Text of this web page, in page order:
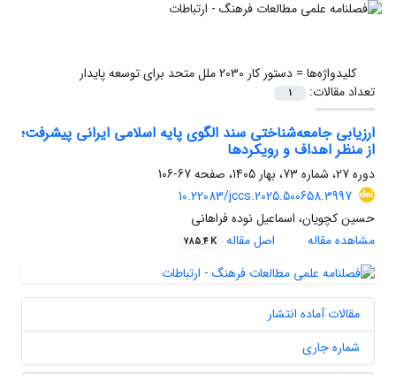
کلیدواژه‌ها =دستور کار 2030 ملل متحد برای توسعه پایدار
تعداد مقالات:
1
ارزیابی جامعه‌شناختی سند الگوی پایه اسلامی‏ ایرانی پیشرفت؛
از منظر اهداف و رویکردها
دوره 27، شماره 73، بهار 1405، صفحه
67-106
10.22083/jccs.2025.500658.3997
حسین کچویان، اسماعیل نوده فراهانی
مشاهده مقاله
اصل مقاله 785.4 K
مقالات آماده انتشار
شماره جاری